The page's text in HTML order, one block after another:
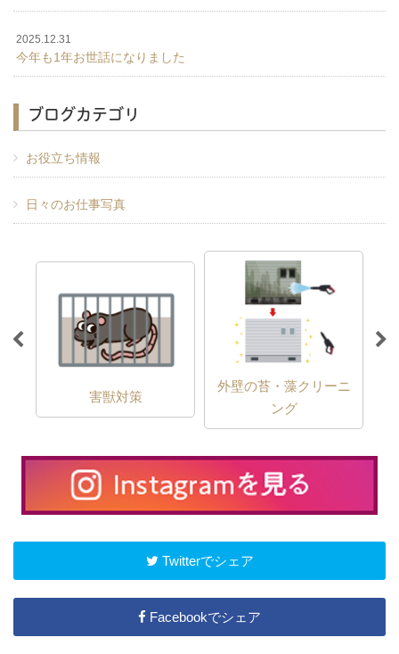
2025.12.31
今年も1年お世話になりました
ブログカテゴリ
お役立ち情報
日々のお仕事写真
害獣対策
外壁の苔・藻クリーニ
ング
Twitterでシェア
Facebookでシェア